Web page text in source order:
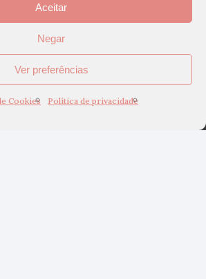
Aceitar
Negar
Ver preferências
Cookies Política de privacidade